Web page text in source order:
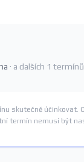
· a dalších 1 termínů
skutečně
termín nemusí být